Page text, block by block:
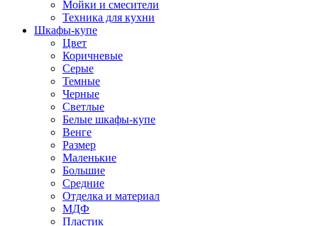
Мойки и смесители
Техника для кухни
Шкафы-купе
Цвет
Коричневые
Серые
Темные
Черные
Светлые
Белые шкафы-купе
Венге
Размер
Маленькие
Большие
Средние
Отделка и материал
МДФ
Пластик